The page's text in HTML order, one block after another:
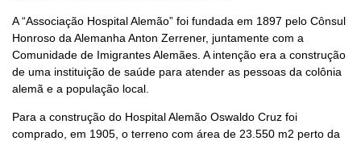
A “Associação Hospital Alemão” foi fundada em 1897 pelo Cônsul
Honroso da Alemanha Anton Zerrener, juntamente com a
Comunidade de Imigrantes Alemães. A intenção era a construção
de uma instituição de saúde para atender as pessoas da colônia
alemã e a população local.
Para a construção do Hospital Alemão Oswaldo Cruz foi
comprado, em 1905, o terreno com área de 23.550 m2 perto da